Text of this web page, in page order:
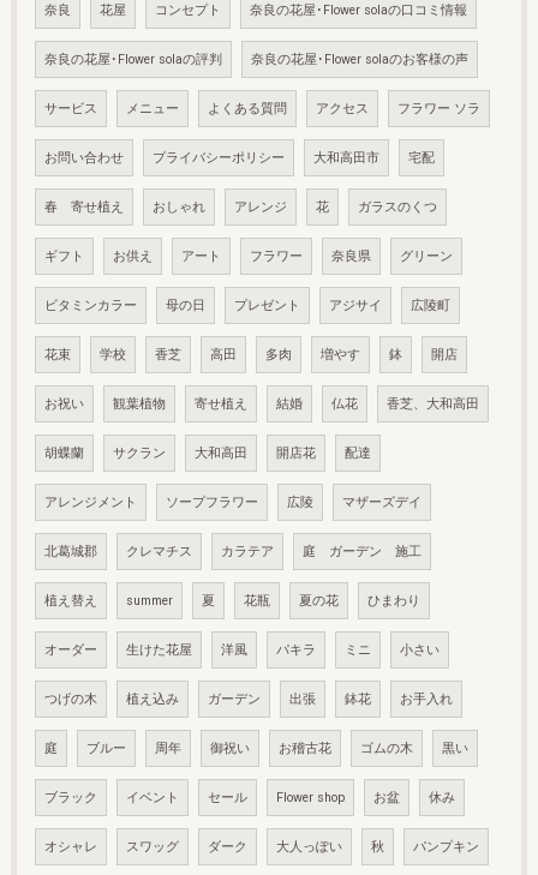
奈良 花屋 コンセプト 奈良の花屋･Flower solaの口コミ情報
奈良の花屋･Flower solaの評判 奈良の花屋･Flower solaのお客様の声
サービス メニュー よくある質問 アクセス フラワー ソラ
お問い合わせ プライバシーポリシー 大和高田市 宅配
春 寄せ植え おしゃれ アレンジ 花 ガラスのくつ
ギフト お供え アート フラワー 奈良県 グリーン
ビタミンカラー 母の日 プレゼント アジサイ 広陵町
花束 学校 香芝 高田 多肉 増やす 鉢 開店
お祝い 観葉植物 寄せ植え 結婚 仏花 香芝、大和高田
胡蝶蘭 サクラン 大和高田 開店花 配達
アレンジメント ソープフラワー 広陵 マザーズデイ
北葛城郡 クレマチス カラテア 庭 ガーデン 施工
植え替え summer 夏 花瓶 夏の花 ひまわり
オーダー 生けた花屋 洋風 パキラ ミニ 小さい
つげの木 植え込み ガーデン 出張 鉢花 お手入れ
庭 ブルー 周年 御祝い お稽古花 ゴムの木 黒い
ブラック イベント セール Flower shop お盆 休み
オシャレ スワッグ ダーク 大人っぽい 秋 パンプキン